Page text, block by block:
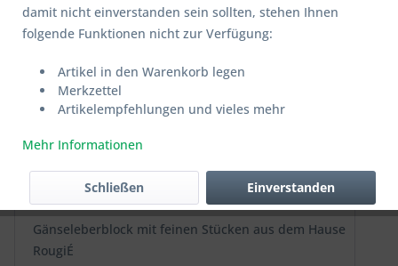
Bloc de Foie Gras d'Oie
Gänseleberblock mit feinen Stücken aus dem Hause
RougiÉ
damit nicht einverstanden sein sollten, stehen Ihnen
folgende Funktionen nicht zur Verfügung:
Artikel in den Warenkorb legen
Merkzettel
Artikelempfehlungen und vieles mehr
Mehr Informationen
Einverstanden
Schließen